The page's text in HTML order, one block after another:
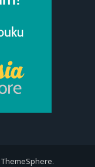
ThemeSphere.